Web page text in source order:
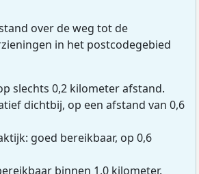
over de weg tot de
in het postcodegebied
slechts 0,2 kilometer afstand.
dichtbij, op een afstand van 0,6
goed bereikbaar, op 0,6
binnen 1,0 kilometer.